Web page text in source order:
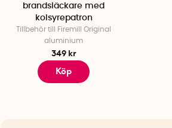
brandsläckare med
kolsyrepatron
Tillbehör till Firemill Original
aluminium
349 kr
Köp